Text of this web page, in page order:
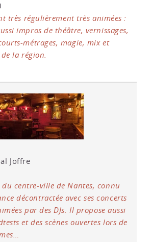
très régulièrement très animées :
impros de théâtre, vernissages,
métrages, magie, mix et
la région.
Joffre
centre-ville de Nantes, connu
décontractée avec ses concerts
par des DJs. Il propose aussi
et des scènes ouvertes lors de